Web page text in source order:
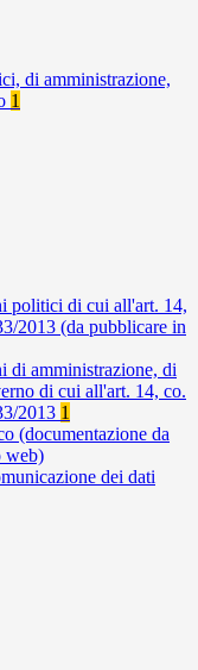
di amministrazione,
1
politici di cui all'art. 14,
2013 (da pubblicare in
di amministrazione, di
di cui all'art. 14, co.
2013 1
(documentazione da
web)
dei dati